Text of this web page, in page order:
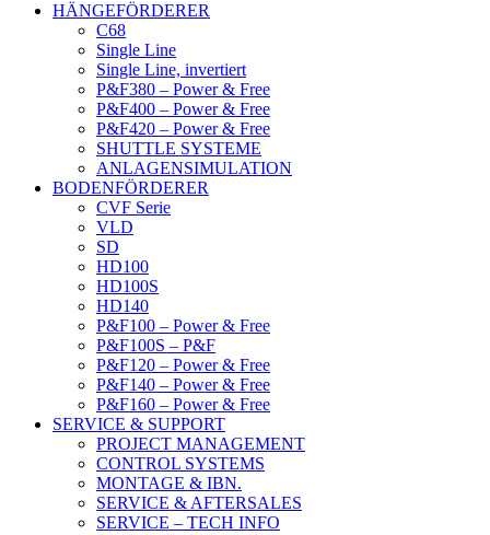
HÄNGEFÖRDERER
C68
Single Line
Single Line, invertiert
P&F380 – Power & Free
P&F400 – Power & Free
P&F420 – Power & Free
SHUTTLE SYSTEME
ANLAGENSIMULATION
BODENFÖRDERER
CVF Serie
VLD
SD
HD100
HD100S
HD140
P&F100 – Power & Free
P&F100S – P&F
P&F120 – Power & Free
P&F140 – Power & Free
P&F160 – Power & Free
SERVICE & SUPPORT
PROJECT MANAGEMENT
CONTROL SYSTEMS
MONTAGE & IBN.
SERVICE & AFTERSALES
SERVICE – TECH INFO